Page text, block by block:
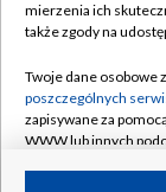
Naziemna
Rada
System NOS
Informacje o
mierzenia ich
także zgody na
Twoje dane osobowe
poszczególnych
zapisywane za
WWW lub innych